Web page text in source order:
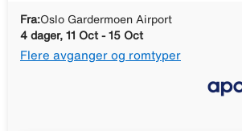
Fra:Oslo Gardermoen Airport
4 dager, 11 Oct - 15 Oct
Flere avganger og romtyper